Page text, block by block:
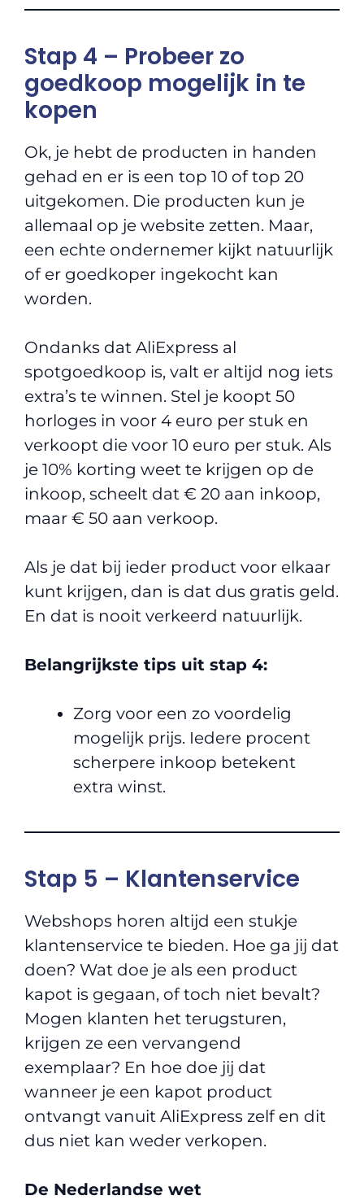
Stap 4 – Probeer zo
goedkoop mogelijk in te
kopen
Ok, je hebt de producten in handen
gehad en er is een top 10 of top 20
uitgekomen. Die producten kun je
allemaal op je website zetten. Maar,
een echte ondernemer kijkt natuurlijk
of er goedkoper ingekocht kan
worden.
Ondanks dat AliExpress al
spotgoedkoop is, valt er altijd nog iets
extra’s te winnen. Stel je koopt 50
horloges in voor 4 euro per stuk en
verkoopt die voor 10 euro per stuk. Als
je 10% korting weet te krijgen op de
inkoop, scheelt dat € 20 aan inkoop,
maar € 50 aan verkoop.
Als je dat bij ieder product voor elkaar
kunt krijgen, dan is dat dus gratis geld.
En dat is nooit verkeerd natuurlijk.
Belangrijkste tips uit stap 4:
Zorg voor een zo voordelig
mogelijk prijs. Iedere procent
scherpere inkoop betekent
extra winst.
Stap 5 – Klantenservice
Webshops horen altijd een stukje
klantenservice te bieden. Hoe ga jij dat
doen? Wat doe je als een product
kapot is gegaan, of toch niet bevalt?
Mogen klanten het terugsturen,
krijgen ze een vervangend
exemplaar? En hoe doe jij dat
wanneer je een kapot product
ontvangt vanuit AliExpress zelf en dit
dus niet kan weder verkopen.
De Nederlandse wet